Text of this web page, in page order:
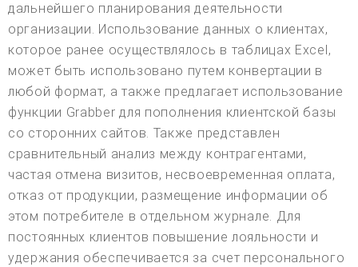
дальнейшего планирования деятельности
организации. Использование данных о клиентах,
которое ранее осуществлялось в таблицах Excel,
может быть использовано путем конвертации в
любой формат, а также предлагает использование
функции Grabber для пополнения клиентской базы
со сторонних сайтов. Также представлен
сравнительный анализ между контрагентами,
частая отмена визитов, несвоевременная оплата,
отказ от продукции, размещение информации об
этом потребителе в отдельном журнале. Для
постоянных клиентов повышение лояльности и
удержания обеспечивается за счет персонального